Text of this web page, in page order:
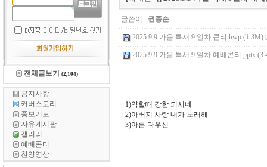
전체글보기 (2,104)
공지사항
커버스토리
중보기도
자유게시판
갤러리
예배콘티
찬양영상